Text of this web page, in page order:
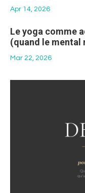
Apr 14, 2026
Le yoga comme
(quand le mental
Mar 22, 2026